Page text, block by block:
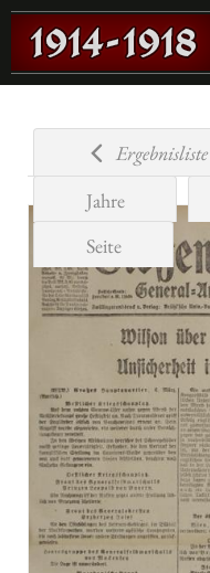
Ergebnisliste
Jahre
Seite